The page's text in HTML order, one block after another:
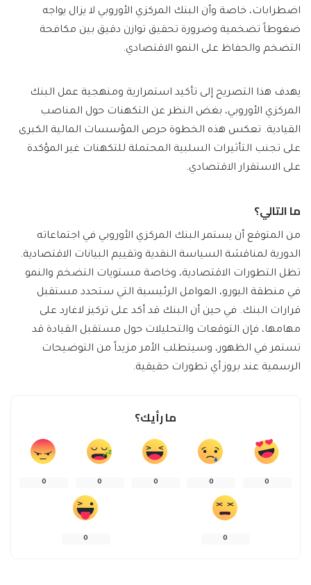
اضطرابات، خاصة وأن البنك المركزي الأوروبي لا يزال يواجه
ضغوطاً تضخمية وضرورة تحقيق توازن دقيق بين مكافحة
التضخم والحفاظ على النمو الاقتصادي.
يهدف هذا التصريح إلى تأكيد استمرارية ومنهجية عمل البنك
المركزي الأوروبي، بغض النظر عن التكهنات حول المناصب
القيادية. تعكس هذه الخطوة حرص المؤسسات المالية الكبرى
على تجنب التأثيرات السلبية المحتملة للتكهنات غير المؤكدة
على الاستقرار الاقتصادي.
ما التالي؟
من المتوقع أن يستمر البنك المركزي الأوروبي في اجتماعاته
الدورية لمناقشة السياسة النقدية وتقييم البيانات الاقتصادية.
تظل التطورات الاقتصادية، وخاصة مستويات التضخم والنمو
في منطقة اليورو، العوامل الرئيسية التي ستحدد مستقبل
قرارات البنك. في حين أن البنك قد أكد على تركيز لاغارد على
مهامها، فإن التوقعات والتحليلات حول مستقبل القيادة قد
تستمر في الظهور، وسيتطلب الأمر مزيداً من التوضيحات
الرسمية عند بروز أي تطورات حقيقية.
ما رأيك؟
0
0
0
0
0
0
0